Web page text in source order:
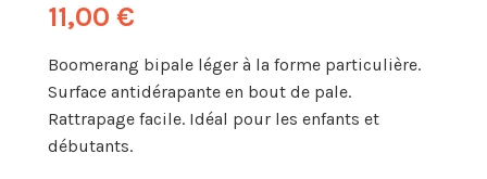
11,00 €
Boomerang bipale léger à la forme particulière.
Surface antidérapante en bout de pale.
Rattrapage facile. Idéal pour les enfants et
débutants.